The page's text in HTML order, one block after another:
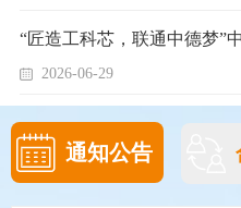
2026-06-29
通知公告